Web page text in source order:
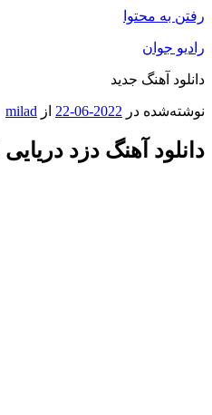
رفتن به محتوا
رادیو جوان
دانلود آهنگ جدید
نوشته‌شده در 2022-06-22 از milad
دانلود آهنگ دزد